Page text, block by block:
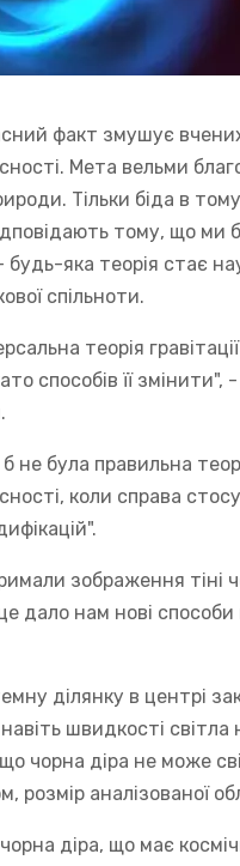
факт змушує
Мета вельми
Тільки біда в
тому, що ми
яка теорія стає
спільноти.
теорія
способів її змінити", -
не була правильна
коли справа
зображення тіні
дало нам нові способи
ділянку в центрі
швидкості
чорна діра не може
розмір аналізованої
діра, що має